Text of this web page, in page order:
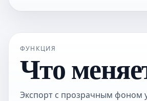
ФУНКЦИЯ
Что
Экспорт с прозрачным фоном